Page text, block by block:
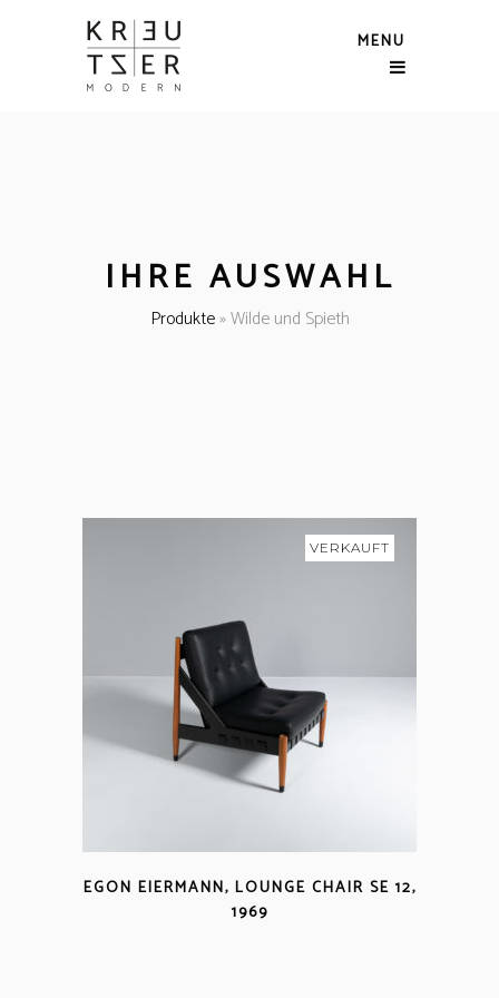
MENU
IHRE AUSWAHL
Produkte»Wilde und Spieth
VERKAUFT
EGON EIERMANN, LOUNGE CHAIR SE 12,
1969